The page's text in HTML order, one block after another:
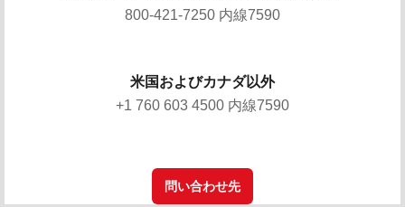
800-421-7250 内線7590
米国およびカナダ以外
+1 760 603 4500 内線7590
問い合わせ先